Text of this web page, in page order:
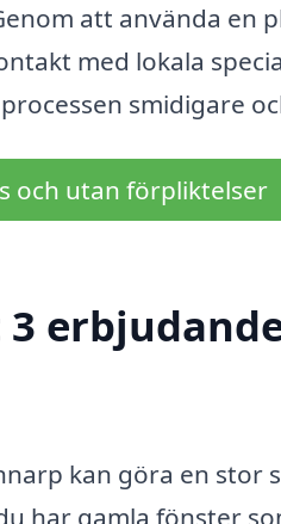
att använda en
med lokala
smidigare
och utan förpliktelser
kan göra en stor
har gamla fönster